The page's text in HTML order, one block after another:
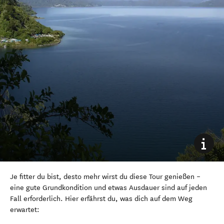
Je fitter du bist, desto mehr wirst du diese Tour genießen –
eine gute Grundkondition und etwas Ausdauer sind auf jeden
Fall erforderlich. Hier erfährst du, was dich auf dem Weg
erwartet: